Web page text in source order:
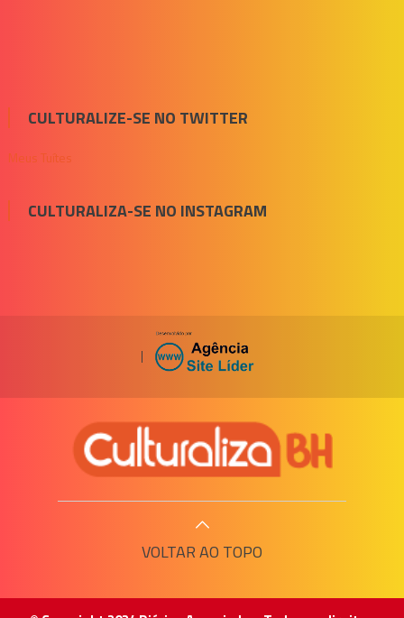
CULTURALIZE-SE NO TWITTER
Meus Tuítes
CULTURALIZA-SE NO INSTAGRAM
|
VOLTAR AO TOPO